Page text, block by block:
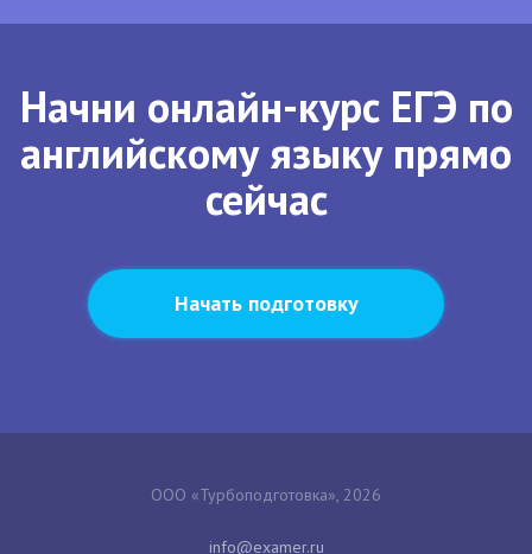
Начни онлайн-курс ЕГЭ по
английскому языку прямо
сейчас
Начать подготовку
ООО «Турбоподготовка», 2026